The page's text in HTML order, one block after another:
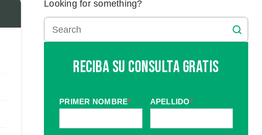
Looking for something?
Reciba Su Consulta Gratis
PRIMER NOMBRE* APELLIDO*